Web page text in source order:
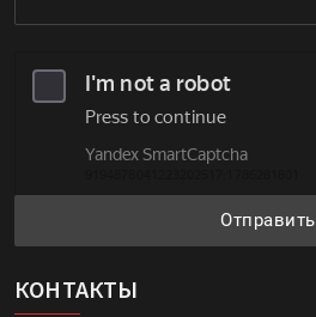
Отправить
КОНТАКТЫ